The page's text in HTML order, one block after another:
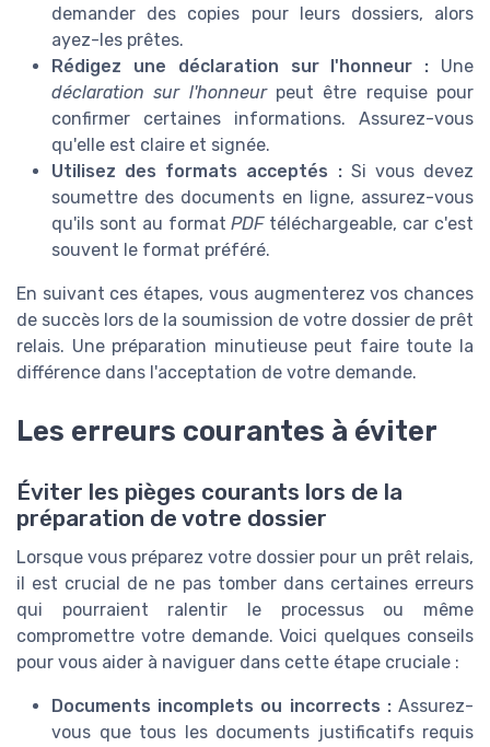
demander des copies pour leurs dossiers, alors
ayez-les prêtes.
Rédigez une déclaration sur l'honneur : Une
déclaration sur l'honneurpeut être requise pour
confirmer certaines informations. Assurez-vous
qu'elle est claire et signée.
Utilisez des formats acceptés :Si vous devez
soumettre des documents en ligne, assurez-vous
qu'ils sont au formatPDFtéléchargeable, car c'est
souvent le format préféré.
En suivant ces étapes, vous augmenterez vos chances
de succès lors de la soumission de votre dossier de prêt
relais. Une préparation minutieuse peut faire toute la
différence dans l'acceptation de votre demande.
Les erreurs courantes à éviter
Éviter les pièges courants lors de la
préparation de votre dossier
Lorsque vous préparez votre dossier pour un prêt relais,
il est crucial de ne pas tomber dans certaines erreurs
qui pourraient ralentir le processus ou même
compromettre votre demande. Voici quelques conseils
pour vous aider à naviguer dans cette étape cruciale :
Documents incomplets ou incorrects :Assurez-
vous que tous les documents justificatifs requis